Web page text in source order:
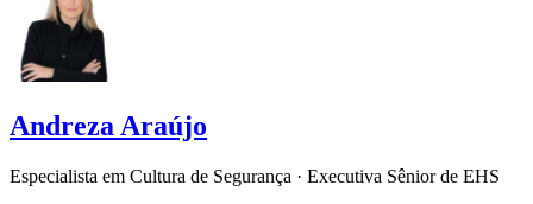
Andreza Araújo
Especialista em Cultura de Segurança · Executiva Sênior de EHS